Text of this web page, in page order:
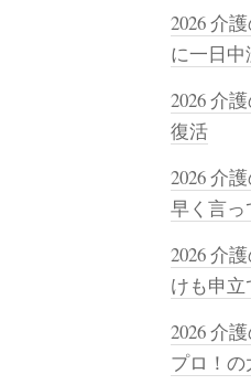
2026 介
に一日中
2026 介
復活
2026 介
早く言っ
2026 介
けも申
2026 介
プロ！の